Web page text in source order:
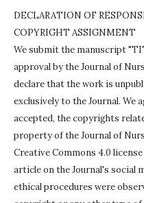
DECLARATION OF
COPYRIGHT ASSIGNMENT
We submit the manuscript
approval by the Journal of
declare that the work is
exclusively to the Journal. We
accepted, the copyrights
property of the Journal of
Creative Commons 4.0
article on the Journal's social
ethical procedures were